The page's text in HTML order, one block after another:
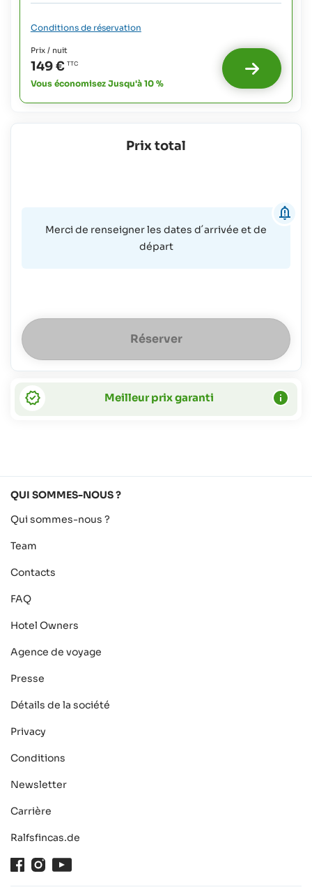
12 €
jusqu'à
17
ans
55 €
Lit extra
Bébés
et
3
Conditions de réservation
Prix / nuit
149 €
Vous économisez Jusqu'à 10 %
Prix total
Merci de renseigner les dates d´arrivée et de
départ
Réserver
Meilleur prix garanti
QUI SOMMES-NOUS ?
Qui sommes-nous ?
Team
Contacts
FAQ
Hotel Owners
Agence de voyage
Presse
Détails de la société
Privacy
Conditions
Newsletter
Carrière
Ralfsfincas.de
FacebookInstagram